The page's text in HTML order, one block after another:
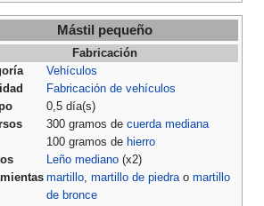
Mástil pequeño
Fabricación
Vehículos
Fabricación de vehículos
0,5 día(s)
300 gramos de cuerda mediana
100 gramos de hierro
Leño mediano (x2)
martillo, martillo de piedrao martillo
de bronce